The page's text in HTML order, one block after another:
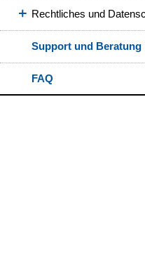
Rechtliches und
Support und Beratung
FAQ